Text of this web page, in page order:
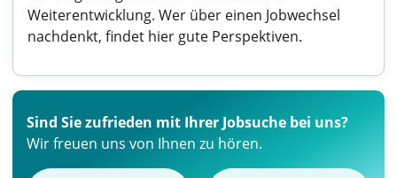
Weiterentwicklung. Wer über einen Jobwechsel
nachdenkt, findet hier gute Perspektiven.
Sind Sie zufrieden mit Ihrer Jobsuche bei uns?
Wir freuen uns von Ihnen zu hören.